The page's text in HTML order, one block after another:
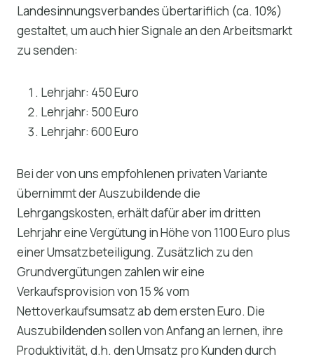
Landesinnungsverbandes übertariflich (ca. 10%)
gestaltet, um auch hier Signale an den Arbeitsmarkt
zu senden:
Lehrjahr: 450 Euro
Lehrjahr: 500 Euro
Lehrjahr: 600 Euro
Bei der von uns empfohlenen privaten Variante
übernimmt der Auszubildende die
Lehrgangskosten, erhält dafür aber im dritten
Lehrjahr eine Vergütung in Höhe von 1100 Euro plus
einer Umsatzbeteiligung. Zusätzlich zu den
Grundvergütungen zahlen wir eine
Verkaufsprovision von 15 % vom
Nettoverkaufsumsatz ab dem ersten Euro. Die
Auszubildenden sollen von Anfang an lernen, ihre
Produktivität, d.h. den Umsatz pro Kunden durch